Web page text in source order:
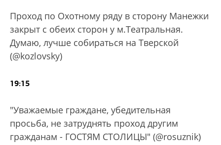
Проход по Охотному ряду в сторону Манежки
закрыт с обеих сторон у м.Театральная.
Думаю, лучше собираться на Тверской
(@kozlovsky)
19:15
"Уважаемые граждане, убедительная
просьба, не затруднять проход другим
гражданам - ГОСТЯМ СТОЛИЦЫ" (@rosuznik)